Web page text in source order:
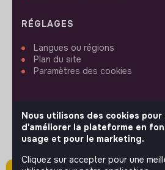
RÉGLAGES
Langues ou régions
Plan du site
Paramètres des cookies
SUIVEZ-NOUS
Nous utilisons des cookies
d'améliorer la plateforme en
usage et pour le marketing.
Cliquez sur accepter pour une